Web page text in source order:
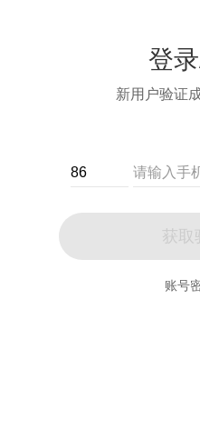
登
新用户验证
获取
账号